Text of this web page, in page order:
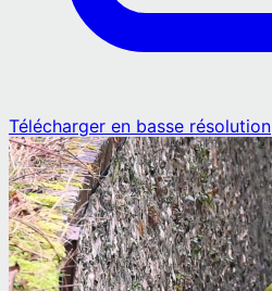
Télécharger en basse résolution